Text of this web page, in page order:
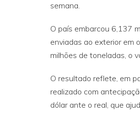
semana.
O país embarcou 6,137
enviadas ao exterior em
milhões de toneladas, o
O resultado reflete, em
realizado com
dólar ante o real, que